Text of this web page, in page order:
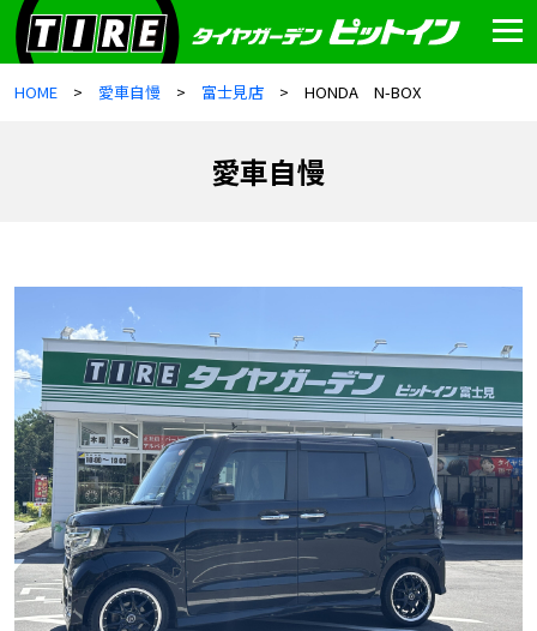
HOME 愛車自慢 富士見店 HONDA N-BOX
愛車自慢